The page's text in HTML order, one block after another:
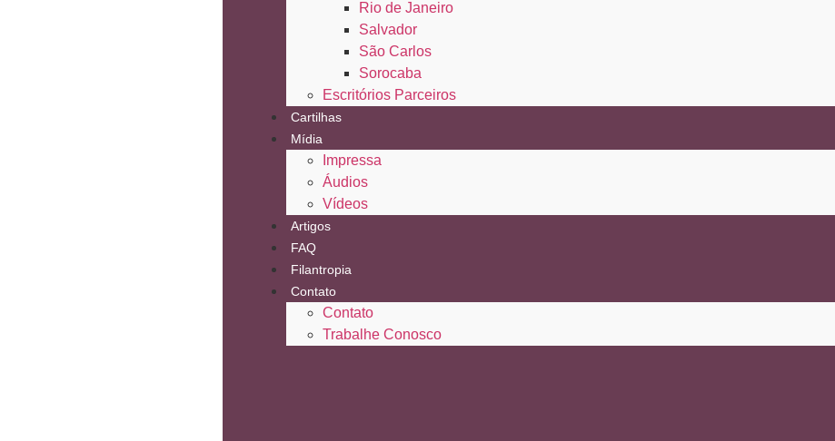
Rio de Janeiro
Salvador
São Carlos
Sorocaba
Escritórios Parceiros
Cartilhas
Mídia
Impressa
Áudios
Vídeos
Artigos
FAQ
Filantropia
Contato
Contato
Trabalhe Conosco